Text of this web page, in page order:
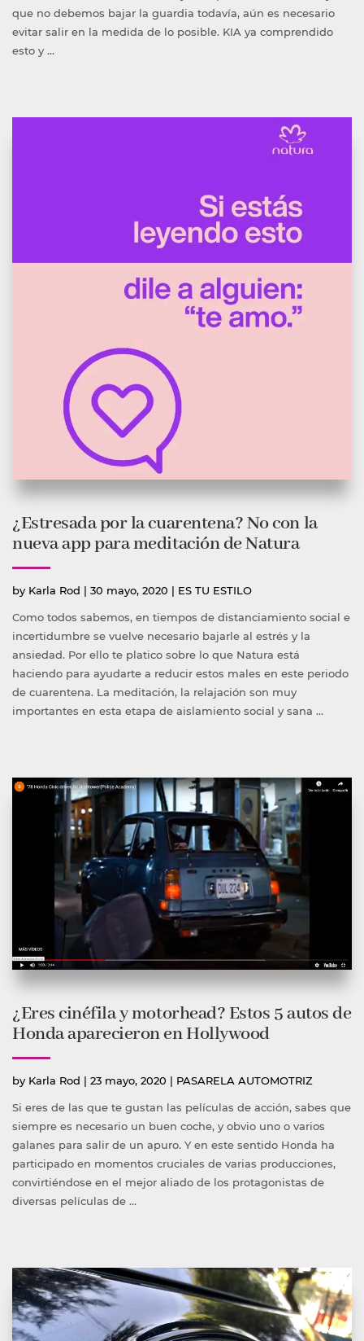
que no debemos bajar la guardia todavía, aún es necesario
evitar salir en la medida de lo posible. KIA ya comprendido
esto y …
¿Estresada por la cuarentena? No con la
nueva app para meditación de Natura
by Publicado
Karla Rod | 30 mayo, 2020 | Publicada
ES TU ESTILO
Como todos sabemos, en tiempos de distanciamiento social e
incertidumbre se vuelve necesario bajarle al estrés y la
ansiedad. Por ello te platico sobre lo que Natura está
haciendo para ayudarte a reducir estos males en este periodo
de cuarentena. La meditación, la relajación son muy
importantes en esta etapa de aislamiento social y sana …
¿Eres cinéfila y motorhead? Estos 5 autos de
Honda aparecieron en Hollywood
by Publicado
Karla Rod | 23 mayo, 2020 | Publicada
PASARELA AUTOMOTRIZ
Si eres de las que te gustan las películas de acción, sabes que
siempre es necesario un buen coche, y obvio uno o varios
galanes para salir de un apuro. Y en este sentido Honda ha
participado en momentos cruciales de varias producciones,
convirtiéndose en el mejor aliado de los protagonistas de
diversas películas de …